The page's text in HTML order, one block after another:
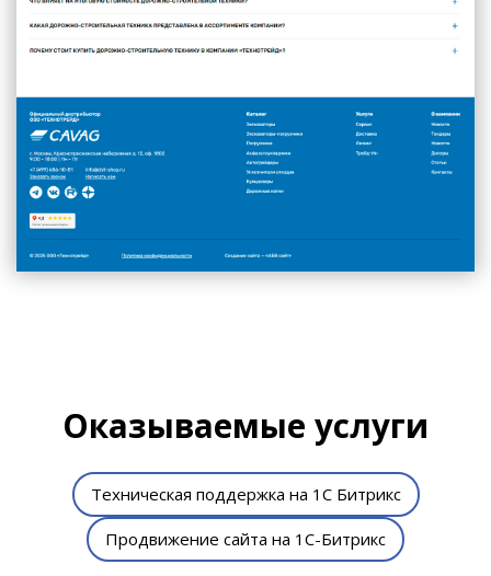
Оказываемые услуги
Техническая поддержка на 1С Битрикс
Продвижение сайта на 1С-Битрикс